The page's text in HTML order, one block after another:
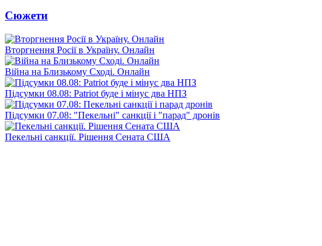
Сюжети
Вторгнення Росії в Україну. Онлайн
Війна на Близькому Сході. Онлайн
Підсумки 08.08: Patriot буде і мінус два НПЗ
Підсумки 07.08: "Пекельні" санкції і "парад" дронів
Пекельні санкції. Рішення Сената США